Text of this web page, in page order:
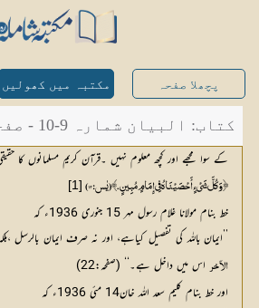
پچھلا صفحہ مکتبہ میں کھولیں
کتاب: البیان شمارہ 9-10 - صفحہ 183
کے سوا مجھے اور کچھ معلوم نہیں ۔قرآن کریم مسلمانوں کا
﴿ وَكُلَّ شَيْءٍ أَحْصَيْنَاهُ فِي إِمَامٍ مُبِينٍ .﴾ (یٰس:12) [1]
خط بنام مولانا غلام رسول مہر 15 جنوری 1936ء کہ
’’ایمان باللہ کی تفصیل کیاہے، اور نہ صرف ایمان بالرسل ،بلکہ
الآخر اس میں داخل ہے۔‘‘ (صفحہ:22)
اور خط بنام کلیم سعد اللہ خان14 مئی 1936ء کہ